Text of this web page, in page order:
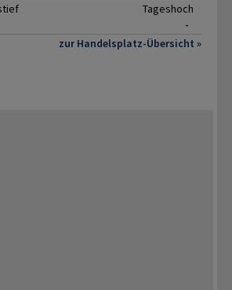
Tageshoch
-
zur Handelsplatz-Übersicht »